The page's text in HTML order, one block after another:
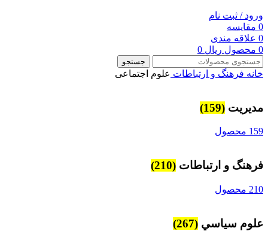
ورود / ثبت نام
0 مقایسه
0 علاقه مندی
0 محصول ریال
جستجو
خانه فرهنگ و ارتباطات علوم اجتماعی
مديريت (159)
159 محصول
فرهنگ و ارتباطات (210)
210 محصول
علوم سياسي (267)